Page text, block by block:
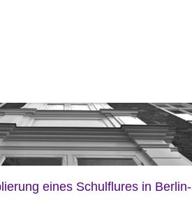
eines Schulflures in Berlin-